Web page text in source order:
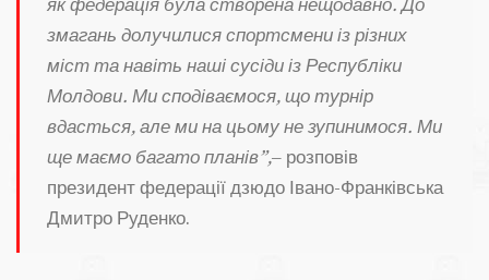
як федерація була створена нещодавно. До
змагань долучилися спортсмени із різних
міст та навіть наші сусіди із Республіки
Молдови. Ми сподіваємося, що турнір
вдасться, але ми на цьому не зупинимося. Ми
ще маємо багато планів”,– розповів
президент федерації дзюдо Івано-Франківська
Дмитро Руденко.